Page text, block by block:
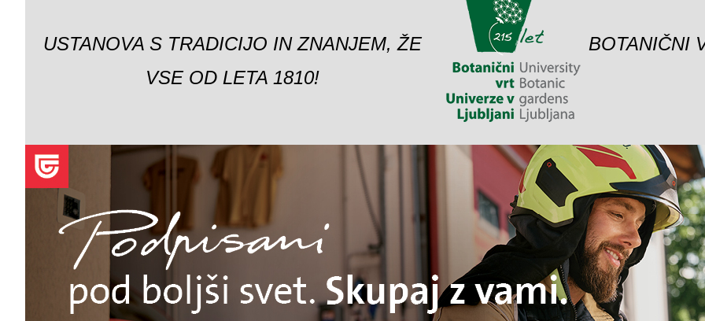
USTANOVA S TRADICIJO IN ZNANJEM, ŽE
VSE OD LETA 1810!
BOTANIČNI